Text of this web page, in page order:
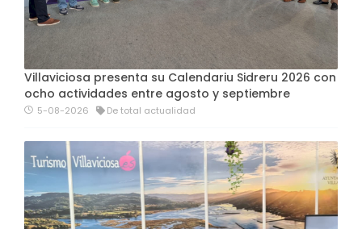
Villaviciosa presenta su Calendariu Sidreru 2026 con
ocho actividades entre agosto y septiembre
5-08-2026 De total actualidad